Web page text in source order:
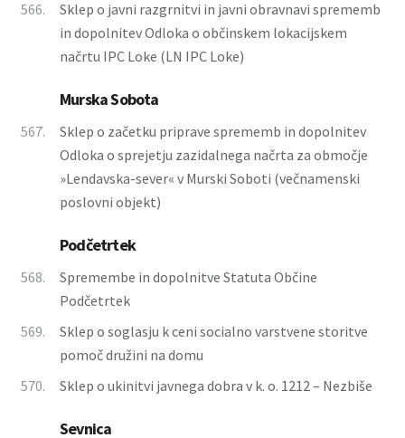
566.
Sklep o javni razgrnitvi in javni obravnavi sprememb
in dopolnitev Odloka o občinskem lokacijskem
načrtu IPC Loke (LN IPC Loke)
Murska Sobota
567.
Sklep o začetku priprave sprememb in dopolnitev
Odloka o sprejetju zazidalnega načrta za območje
»Lendavska-sever« v Murski Soboti (večnamenski
poslovni objekt)
Podčetrtek
568.
Spremembe in dopolnitve Statuta Občine
Podčetrtek
569.
Sklep o soglasju k ceni socialno varstvene storitve
pomoč družini na domu
570.
Sklep o ukinitvi javnega dobra v k. o. 1212 – Nezbiše
Sevnica